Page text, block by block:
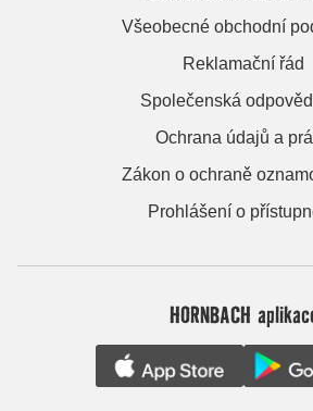
Všeobecné obchodní
Reklamační řád
Společenská
Ochrana údajů a
Zákon o ochraně
Prohlášení o
HORNBACH